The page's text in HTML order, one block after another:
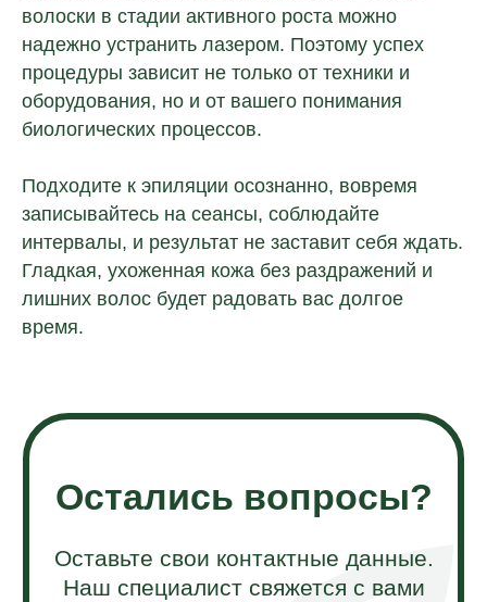
волоски в стадии активного роста можно
надежно устранить лазером. Поэтому успех
процедуры зависит не только от техники и
оборудования, но и от вашего понимания
биологических процессов.
Подходите к эпиляции осознанно, вовремя
записывайтесь на сеансы, соблюдайте
интервалы, и результат не заставит себя ждать.
Гладкая, ухоженная кожа без раздражений и
лишних волос будет радовать вас долгое
время.